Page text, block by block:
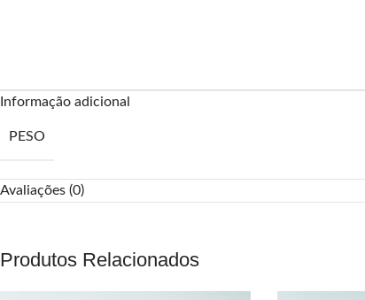
Informação adicional
PESO
Avaliações (0)
Produtos Relacionados